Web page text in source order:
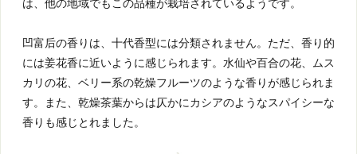
は、他の地域でもこの品種が栽培されているようです。
凹富后の香りは、十代香型には分類されません。ただ、香り的
には姜花香に近いように感じられます。水仙や百合の花、ムス
カリの花、ベリー系の乾燥フルーツのような香りが感じられま
す。また、乾燥茶葉からは仄かにカシアのようなスパイシーな
香りも感じとれました。